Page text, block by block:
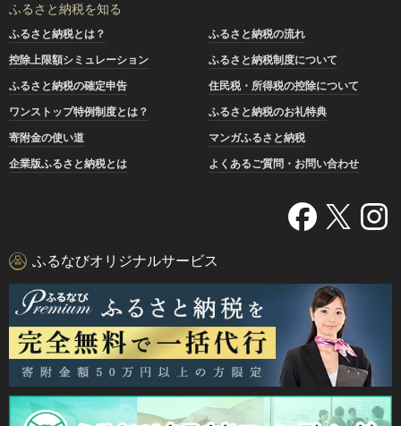
ふるさと納税を知る
ふるさと納税とは？
ふるさと納税の流れ
控除上限額シミュレーション
ふるさと納税制度について
ふるさと納税の確定申告
住民税・所得税の控除について
ワンストップ特例制度とは？
ふるさと納税のお礼特典
寄附金の使い道
マンガふるさと納税
企業版ふるさと納税とは
よくあるご質問・お問い合わせ
ふるなびオリジナルサービス